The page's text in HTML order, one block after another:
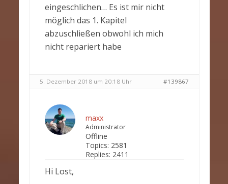
eingeschlichen… Es ist mir nicht
möglich das 1. Kapitel
abzuschließen obwohl ich mich
nicht repariert habe
5. Dezember 2018 um 20:18 Uhr #139867
maxx
Administrator
Offline
Topics: 2581
Replies: 2411
Hi Lost,